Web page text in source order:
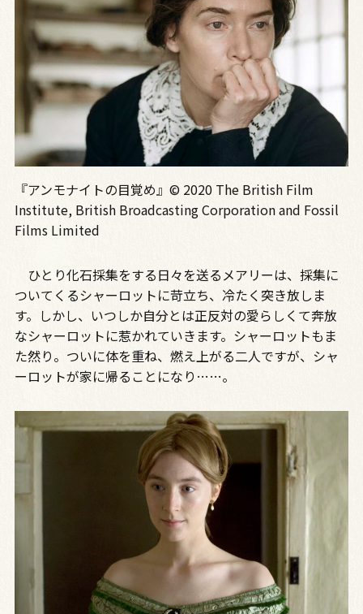
『アンモナイトの目覚め』© 2020 The British Film
Institute, British Broadcasting Corporation and Fossil
Films Limited
ひとり化石採集をする日々を送るメアリーは、採集に
ついてくるシャーロットに苛立ち、冷たく突き放しま
す。しかし、いつしか自分とは正反対の愛らしくて奔放
なシャーロットに惹かれていきます。シャーロットもま
た然り。ついに体を重ね、燃え上がる二人ですが、シャ
ーロットが家に帰ることになり……。